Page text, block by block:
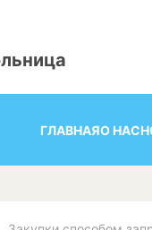
ГЛАВНАЯО НАС